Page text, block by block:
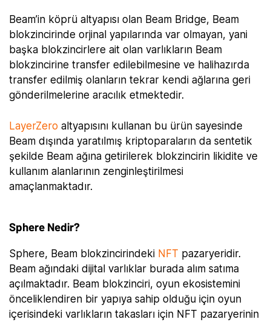
Beam’in köprü altyapısı olan Beam Bridge, Beam
blokzincirinde orjinal yapılarında var olmayan, yani
başka blokzincirlere ait olan varlıkların Beam
blokzincirine transfer edilebilmesine ve halihazırda
transfer edilmiş olanların tekrar kendi ağlarına geri
gönderilmelerine aracılık etmektedir.
LayerZero altyapısını kullanan bu ürün sayesinde
Beam dışında yaratılmış kriptoparaların da sentetik
şekilde Beam ağına getirilerek blokzincirin likidite ve
kullanım alanlarının zenginleştirilmesi
amaçlanmaktadır.
Sphere Nedir?
Sphere, Beam blokzincirindeki NFT pazaryeridir.
Beam ağındaki dijital varlıklar burada alım satıma
açılmaktadır. Beam blokzinciri, oyun ekosistemini
önceliklendiren bir yapıya sahip olduğu için oyun
içerisindeki varlıkların takasları için NFT pazaryerinin